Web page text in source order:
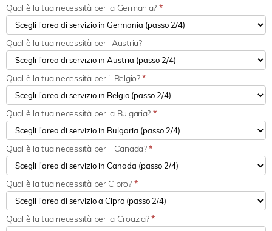
Qual è la tua necessità per la Germania? *
Qual è la tua necessità per l'Austria?
Qual è la tua necessità per il Belgio?*
Qual è la tua necessità per la Bulgaria? *
Qual è la tua necessità per il Canada?*
Qual è la tua necessità per Cipro? *
Qual è la tua necessità per la Croazia?*